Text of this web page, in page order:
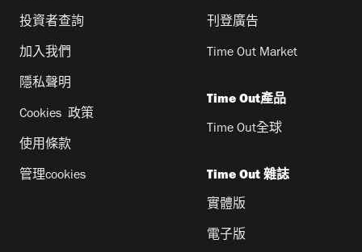
投資者查詢
加入我們
隱私聲明
Cookies 政策
使用條款
管理cookies
刊登廣告
Time Out Market
Time Out產品
Time Out全球
Time Out 雜誌
實體版
電子版